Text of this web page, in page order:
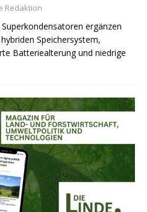
Redaktion
ergänzen
Speichersystem,
Batteriealterung und niedrige